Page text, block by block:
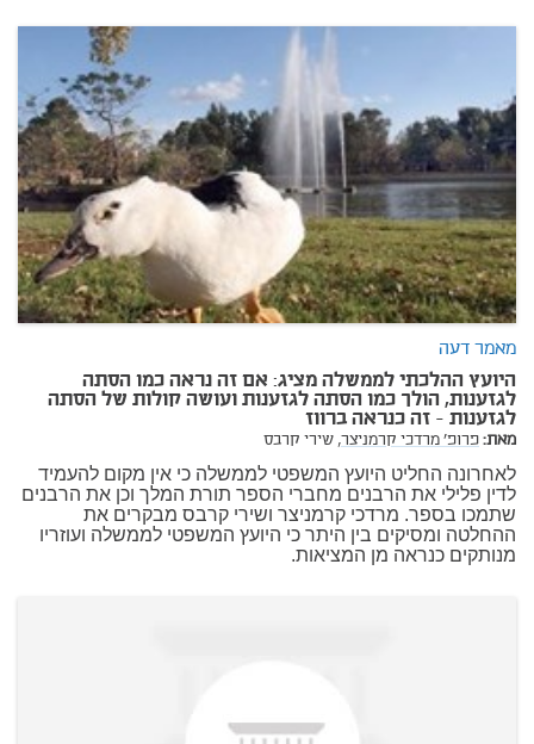
מאמר דעה
היועץ ההלכתי לממשלה מציג: אם זה נראה כמו הסתה
לגזענות, הולך כמו הסתה לגזענות ועושה קולות של הסתה
לגזענות - זה כנראה ברווז
מאת:פרופ' מרדכי קרמניצר, שירי קרבס
לאחרונה החליט היועץ המשפטי לממשלה כי אין מקום להעמיד
לדין פלילי את הרבנים מחברי הספר תורת המלך וכן את הרבנים
שתמכו בספר. מרדכי קרמניצר ושירי קרבס מבקרים את
ההחלטה ומסיקים בין היתר כי היועץ המשפטי לממשלה ועוזריו
מנותקים כנראה מן המציאות.